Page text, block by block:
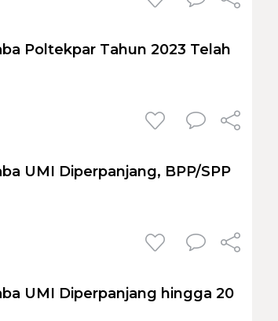
Poltekpar Tahun 2023 Telah
UMI Diperpanjang, BPP/SPP
UMI Diperpanjang hingga 20